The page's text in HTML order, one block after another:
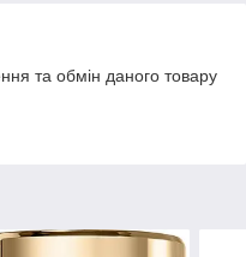
та обмін даного товару